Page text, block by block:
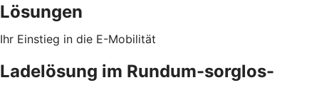
Lösungen
Ihr Einstieg in die E-Mobilität
Ladelösung im Rundum-sorglos-